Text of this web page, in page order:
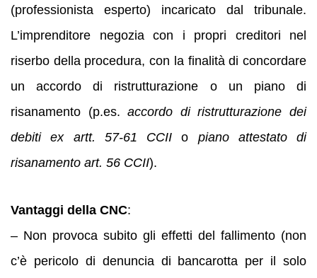
(professionista esperto) incaricato dal tribunale.
L’imprenditore negozia con i propri creditori nel
riserbo della procedura, con la finalità di concordare
un accordo di ristrutturazione o un piano di
risanamento (p.es.accordo di ristrutturazione dei
debiti ex artt. 57-61 CCII o piano attestato di
risanamento art. 56 CCII).
Vantaggi della CNC:
– Non provoca subito gli effetti del fallimento (non
c’è pericolo di denuncia di bancarotta per il solo